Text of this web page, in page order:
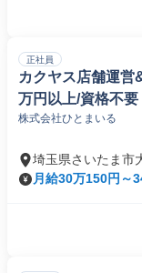
正社員
カクヤス店舗運営
万円以上/資格不
株式会社ひとまいる
埼玉県さいたま市
月給30万150円～